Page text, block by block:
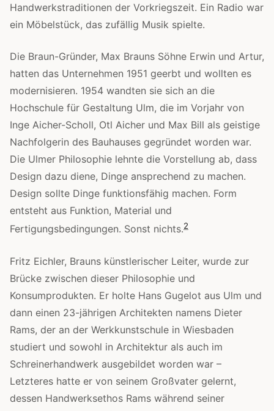
Handwerkstraditionen der Vorkriegszeit. Ein Radio war
ein Möbelstück, das zufällig Musik spielte.
Die Braun-Gründer, Max Brauns Söhne Erwin und Artur,
hatten das Unternehmen 1951 geerbt und wollten es
modernisieren. 1954 wandten sie sich an die
Hochschule für Gestaltung Ulm, die im Vorjahr von
Inge Aicher-Scholl, Otl Aicher und Max Bill als geistige
Nachfolgerin des Bauhauses gegründet worden war.
Die Ulmer Philosophie lehnte die Vorstellung ab, dass
Design dazu diene, Dinge ansprechend zu machen.
Design sollte Dinge funktionsfähig machen. Form
entsteht aus Funktion, Material und
Fertigungsbedingungen. Sonst nichts.2
Fritz Eichler, Brauns künstlerischer Leiter, wurde zur
Brücke zwischen dieser Philosophie und
Konsumprodukten. Er holte Hans Gugelot aus Ulm und
dann einen 23-jährigen Architekten namens Dieter
Rams, der an der Werkkunstschule in Wiesbaden
studiert und sowohl in Architektur als auch im
Schreinerhandwerk ausgebildet worden war –
Letzteres hatte er von seinem Großvater gelernt,
dessen Handwerksethos Rams während seiner